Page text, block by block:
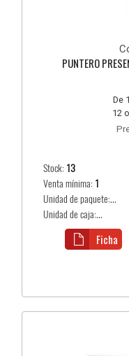
PUNTERO
De
12
Stock: 13
Venta mínima: 1
Unidad de paquete:...
Unidad de caja:...
Ficha